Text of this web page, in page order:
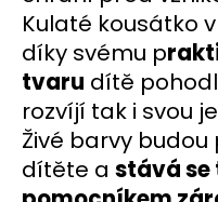
Kulaté kousátko
díky svému p
tvaru dítě
rozvíjí tak i svou
Živé barvy
dítěte a stává se
u
č
u
j
e
m
e